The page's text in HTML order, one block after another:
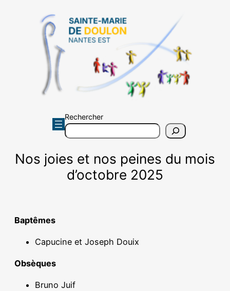
Rechercher
Nos joies et nos peines du mois
d’octobre 2025
Baptêmes
Capucine et Joseph Douix
Obsèques
Bruno Juif